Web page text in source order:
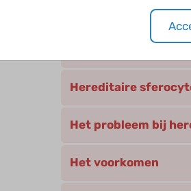
Hereditaire
Het probleem bij
Het voorkomen